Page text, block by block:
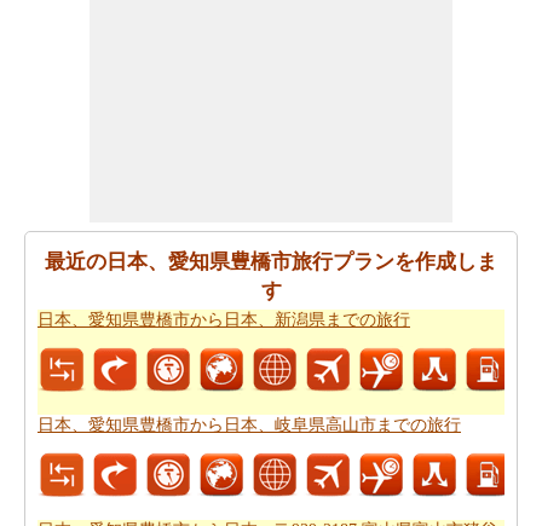
た、旅費の推定値を取得したいと思います。 日本、愛知
県豊橋市から日本、岩手県紫波郡までの旅行の費用
ェックすることができます。
最近の日本、愛知県豊橋市旅行プランを作成しま
す
日本、愛知県豊橋市から日本、新潟県までの旅行
日本、愛知県豊橋市から日本、岐阜県高山市までの旅行